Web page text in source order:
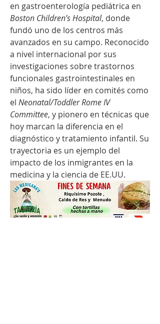
Boston Children’s Hospital, donde
fundó uno de los centros más
avanzados en su campo. Reconocido
a nivel internacional por sus
investigaciones sobre trastornos
funcionales gastrointestinales en
niños, ha sido líder en comités como
el Neonatal/Toddler Rome IV
Committee, y pionero en técnicas que
hoy marcan la diferencia en el
diagnóstico y tratamiento infantil. Su
trayectoria es un ejemplo del
impacto de los inmigrantes en la
medicina y la ciencia de EE.UU.